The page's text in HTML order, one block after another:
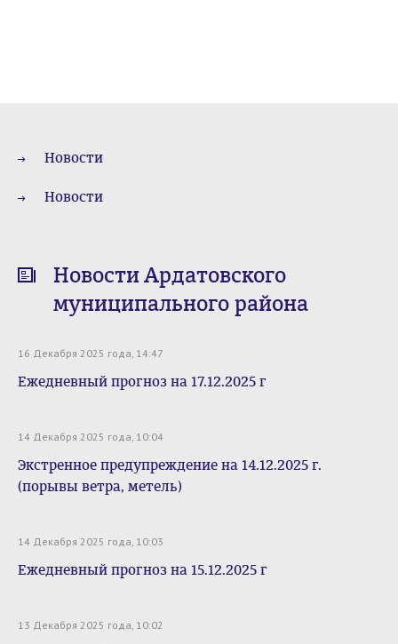
Новости
Новости
Новости Ардатовского
муниципального района
16 Декабря 2025 года, 14:47
Ежедневный прогноз на 17.12.2025 г
14 Декабря 2025 года, 10:04
Экстренное предупреждение на 14.12.2025 г.
(порывы ветра, метель)
14 Декабря 2025 года, 10:03
Ежедневный прогноз на 15.12.2025 г
13 Декабря 2025 года, 10:02